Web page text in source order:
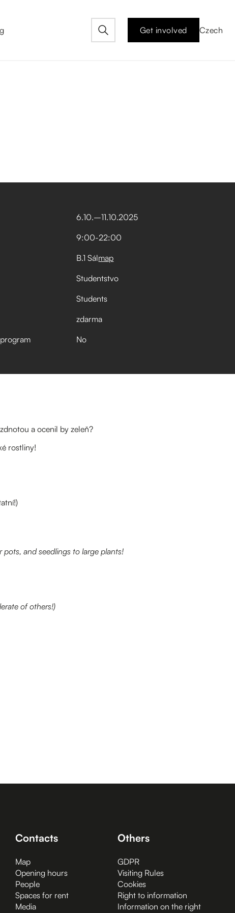
Get involved Czech
6.10.–⁠11.10.2025
9:00-22:00
B.1 Sálmap
Studentstvo
Students
zdarma
No
a ocenil by zeleň?
rostliny!
and seedlings to large plants!
of others!)
Contacts
Map
Opening hours
People
Spaces for rent
Media
Others
GDPR
Visiting Rules
Cookies
Right to information
Information on the right